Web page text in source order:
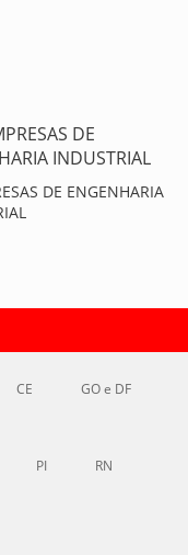
DE ENGENHARIA
CE GO e DF
PI RN